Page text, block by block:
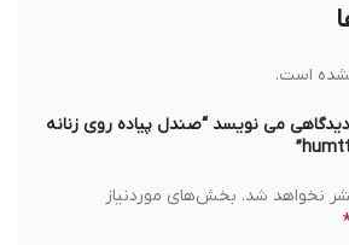
است.
می نویسد “صندل پیاده روی زنانه
شد. بخش‌های موردنیاز